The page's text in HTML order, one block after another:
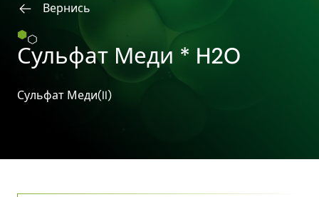
Вернись
Сульфат Меди * H2O
Сульфат Меди​(II)​